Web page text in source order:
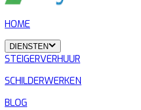
HOME
DIENSTEN
STEIGERVERHUUR
SCHILDERWERKEN
BLOG